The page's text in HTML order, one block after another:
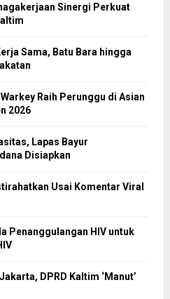
Sinergi Perkuat
Sama, Batu Bara hingga
Raih Perunggu di Asian
2026
Lapas Bayur
Disiapkan
Usai Komentar Viral
Penanggulangan HIV untuk
DPRD Kaltim ‘Manut’